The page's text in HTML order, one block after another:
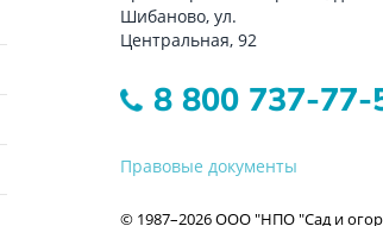
Шибаново, ул.
Центральная, 92
8 800 737-77-
Правовые документы
© 1987–2026 ООО "НПО "Сад и